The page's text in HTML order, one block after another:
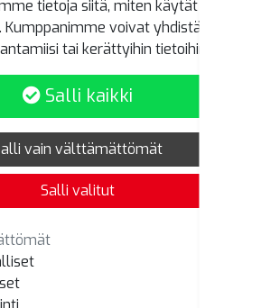
Myynti ja varasto
Koivuhaantie 5
01510 Vantaa
Puh.(09) 8700 5233
Rekisteriseloste
Toimitusehdot
tietoja siitä, miten käytät
voivat yhdistää näitä
tai kerättyihin tietoihin.
Salli kaikki
vain välttämättömät
Salli valitut